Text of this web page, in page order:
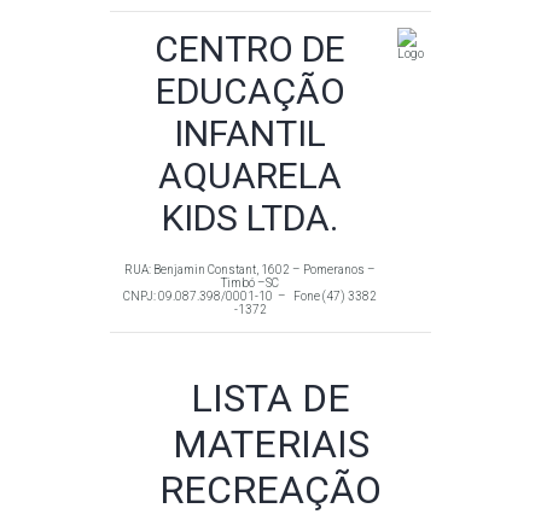
CENTRO DE
EDUCAÇÃO
INFANTIL
AQUARELA
KIDS LTDA.
RUA: Benjamin Constant, 1602 – Pomeranos –
Timbó –SC
CNPJ: 09.087.398/0001-10 – Fone (47) 3382
-1372
LISTA DE
MATERIAIS
RECREAÇÃO